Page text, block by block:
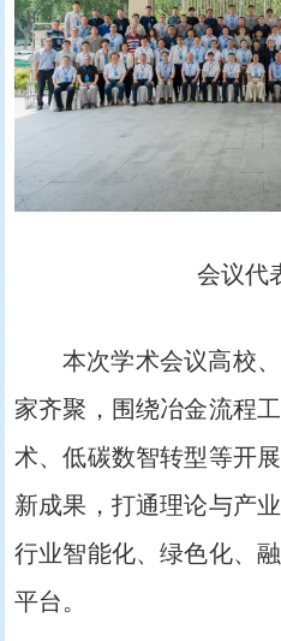
会议代
本次学术会议高校
家齐聚，围绕冶金流程
术、低碳数智转型等开
新成果，打通理论与产
行业智能化、绿色化、
平台。